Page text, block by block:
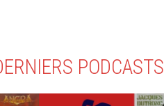
PODCASTS